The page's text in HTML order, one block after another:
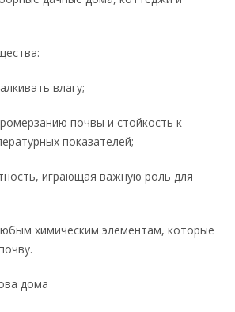
влагу;
почвы и стойкость к
показателей;
играющая важную роль для
химическим элементам, которые